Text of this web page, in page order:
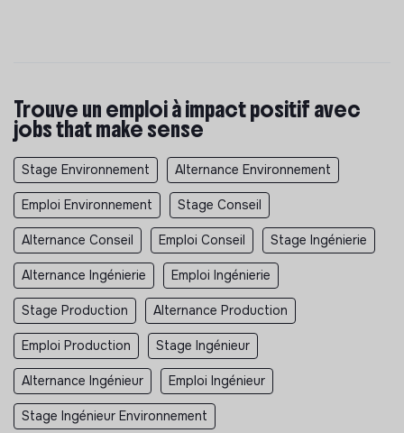
Trouve un emploi à impact positif avec
jobs that make sense
Stage Environnement Alternance Environnement
Emploi Environnement Stage Conseil
Alternance Conseil Emploi Conseil Stage Ingénierie
Alternance Ingénierie Emploi Ingénierie
Stage Production Alternance Production
Emploi Production Stage Ingénieur
Alternance Ingénieur Emploi Ingénieur
Stage Ingénieur Environnement